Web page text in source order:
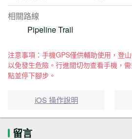
相關路線
Pipeline Trail
注意事項：手機GPS僅供輔助使用，登
以免發生危險。行進間切勿查看手機，
點並停下腳步。
iOS 操作說明
留言